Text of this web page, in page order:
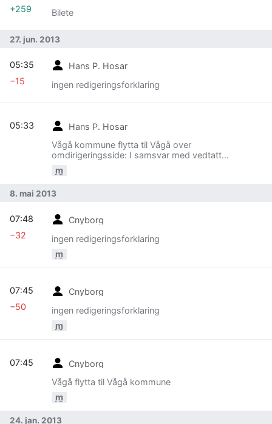
Bilete
+259
27. jun. 2013
Hans P. Hosar
ingen redigeringsforklaring
05:35
−15
Hans P. Hosar
Vågå kommune flytta til Vågå over
omdirigeringsside: I samsvar med vedtatt
http://www.lokalhistoriewiki.no/index.php/Hjelp:Hv
m
05:33
8. mai 2013
Cnyborg
ingen redigeringsforklaring
m
07:48
−32
Cnyborg
ingen redigeringsforklaring
m
07:45
−50
Cnyborg
Vågå flytta til Vågå kommune
m
07:45
24. jan. 2013